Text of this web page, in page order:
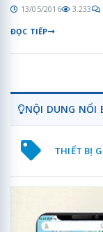
13/05/2016 3.233
ĐỌC TIẾP
NỘI DUNG NỔI
THIẾT BỊ